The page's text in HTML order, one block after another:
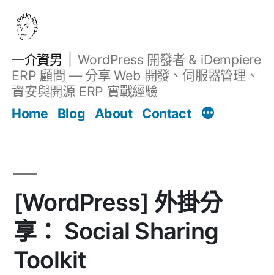
一介資男
WordPress 開發者 & iDempiere
ERP 顧問 — 分享 Web 開發、伺服器管理、
資安與開源 ERP 實戰經驗
Home
Blog About Contact
[WordPress] 外掛分
享： Social Sharing
Toolkit
文章